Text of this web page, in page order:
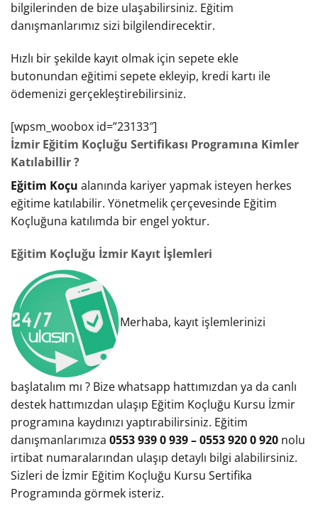
bilgilerinden de bize ulaşabilirsiniz. Eğitim
danışmanlarımız sizi bilgilendirecektir.
Hızlı bir şekilde kayıt olmak için sepete ekle
butonundan eğitimi sepete ekleyip, kredi kartı ile
ödemenizi gerçekleştirebilirsiniz.
[wpsm_woobox id=”23133″]
İzmir Eğitim Koçluğu Sertifikası Programına Kimler
Katılabillir ?
Eğitim Koçu alanında kariyer yapmak isteyen herkes
eğitime katılabilir. Yönetmelik çerçevesinde Eğitim
Koçluğuna katılımda bir engel yoktur.
Eğitim Koçluğu İzmir Kayıt İşlemleri
Merhaba, kayıt işlemlerinizi
başlatalım mı ? Bize whatsapp hattımızdan ya da canlı
destek hattımızdan ulaşıp Eğitim Koçluğu Kursu İzmir
programına kaydınızı yaptırabilirsiniz. Eğitim
danışmanlarımıza 0553 939 0 939 – 0553 920 0 920 nolu
irtibat numaralarından ulaşıp detaylı bilgi alabilirsiniz.
Sizleri de İzmir Eğitim Koçluğu Kursu Sertifika
Programında görmek isteriz.